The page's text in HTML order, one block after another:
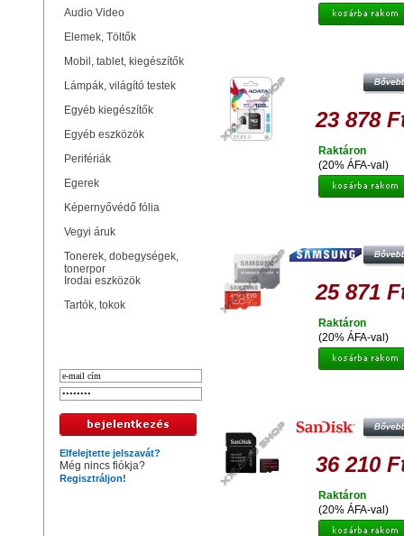
Audio Video
Elemek, Töltők
Mobil, tablet, kiegészítők
Lámpák, világító testek
Egyéb kiegészítők
Egyéb eszközök
Perifériák
Egerek
Képernyővédő fólia
Vegyi áruk
Tonerek, dobegységek,
tonerpor
Irodai eszközök
Tartók, tokok
Elfelejtette jelszavát?
Még nincs fiókja?
Regisztráljon!
23 878
(20% ÁFA-val)
Raktáron
10 U3 + ADAPTER
25 871
(20% ÁFA-val)
Raktáron
CLASS 10 (90/40 MB/S) +
36 210
(20% ÁFA-val)
Raktáron